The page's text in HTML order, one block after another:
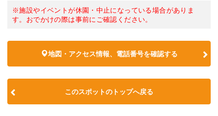
※施設やイベントが休園・中止になっている場合がありま
す。おでかけの際は事前にご確認ください。
地図・アクセス情報、電話番号を確認する
このスポットのトップへ戻る